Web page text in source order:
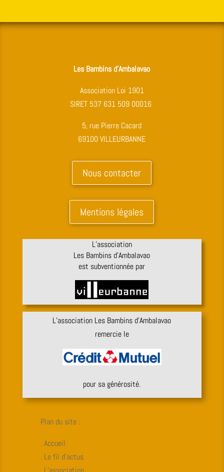
Les Bambins d’Ambalavao
Association Loi 1901
SIRET 537 631 509 00016
5, rue Pierre Cacard
69100 VILLEURBANNE
Nous contacter
Mentions légales
L’association
Les Bambins d’Ambalavao
est subventionnée par
L’association Les Bambins d’Ambalavao
remercie le
pour sa générosité.
Plan du site :
. Accueil
. Le fil d’actus